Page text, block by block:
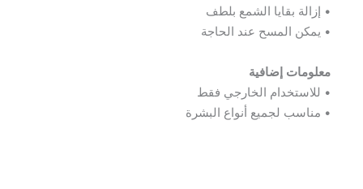
• إزالة بقايا الشمع بلطف
• يمكن المسح عند الحاجة
معلومات إضافية
• للاستخدام الخارجي فقط
• مناسب لجميع أنواع البشرة